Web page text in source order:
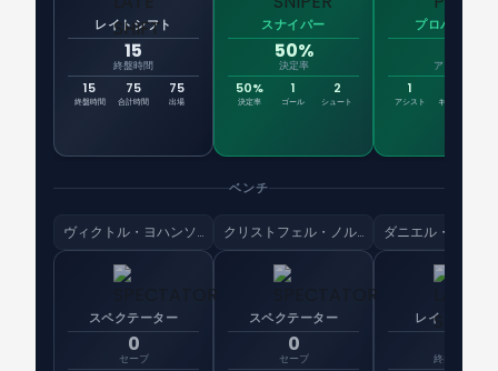
レイトシフト
15
終盤時間
15
終盤時間
75
合計時間
75
出場
スナイパー
50%
決定率
50%
決定率
1
ゴール
2
シュート
プロバイダー
アシスト
1
アシスト キーパス
ベンチ
ヴィクトル・ヨハンソン
スペクテーター
0
セーブ
クリストフェル・ノルフェルト
スペクテーター
0
セーブ
レイトシフト
終盤時間